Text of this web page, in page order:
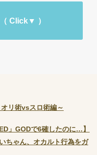
リ術vsスロ術編～
」GODで6確したのに…】
ちゃん、オカルト行為をガ